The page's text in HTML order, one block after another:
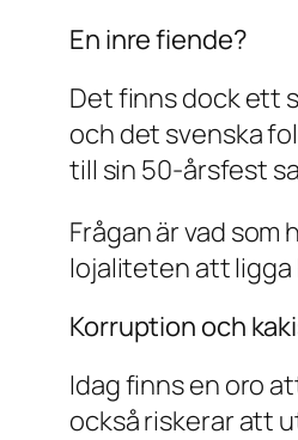
En inre fiende?
Det finns dock ett
och det svenska
till sin 50-årsfest
Frågan är vad
lojaliteten att ligga
Korruption och
Idag finns en oro
också riskerar att